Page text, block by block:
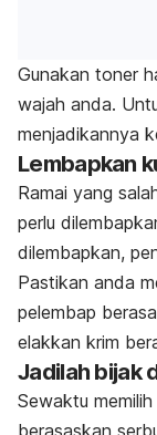
Gunakan toner
wajah anda.
menjadikannya
Lembapkan
Ramai yang
perlu
dilembapkan,
Pastikan anda
pelembap
elakkan krim
Jadilah bijak
Sewaktu
berasaskan